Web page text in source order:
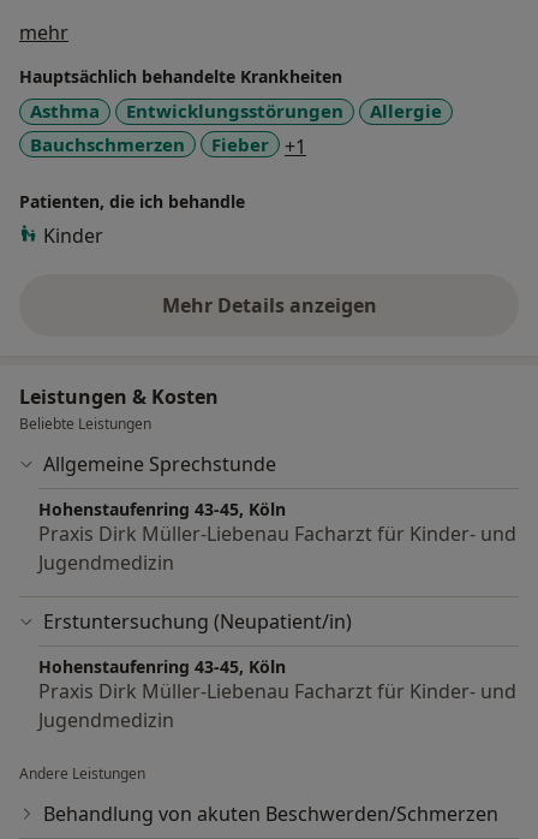
mehrÜber mich
Hauptsächlich behandelte Krankheiten
Asthma Entwicklungsstörungen
Allergie
Bauchschmerzen
Fieber +1
Patienten, die ich behandle
Kinder
Mehr Details anzeigen
über Erfahrungen
Leistungen & Kosten
Beliebte Leistungen
Allgemeine Sprechstunde
Hohenstaufenring 43-45, Köln
Praxis Dirk Müller-Liebenau Facharzt für Kinder- und
Jugendmedizin
Erstuntersuchung (Neupatient/in)
Hohenstaufenring 43-45, Köln
Praxis Dirk Müller-Liebenau Facharzt für Kinder- und
Jugendmedizin
Andere Leistungen
Behandlung von akuten Beschwerden/Schmerzen